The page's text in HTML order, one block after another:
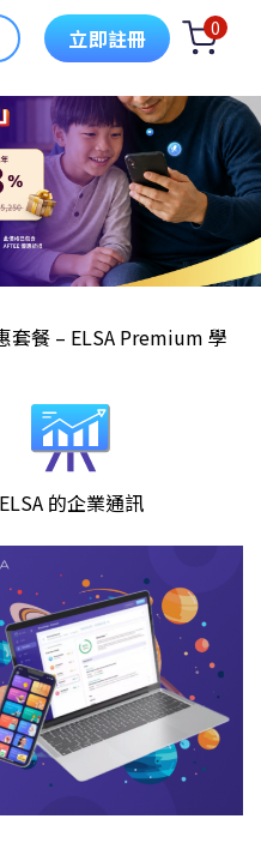
立即註冊 0
套餐 – ELSA Premium 學
ELSA 的企業通訊